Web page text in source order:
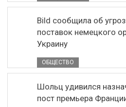
Bild сообщила об
поставок немецкого
Украину
ОБЩЕСТВО
Шольц удивился
пост премьера